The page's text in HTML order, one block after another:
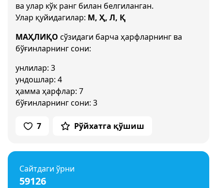
ва улар кўк ранг билан белгиланган.
Улар қуйидагилар: М, Ҳ, Л, Қ
МАҲЛИҚО сўзидаги барча ҳарфларнинг ва
бўғинларнинг сони:
унлилар: 3
ундошлар: 4
ҳамма ҳарфлар: 7
бўғинларнинг сони: 3
7 Рўйхатга қўшиш
Сайтдаги ўрни
59126